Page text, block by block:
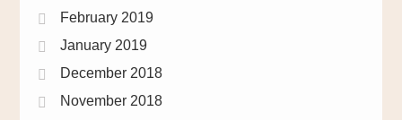
February 2019
January 2019
December 2018
November 2018